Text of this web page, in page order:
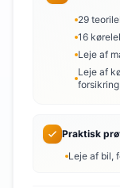
29
16
Leje af
Leje af
forsikring
Praktisk
Leje af bil,